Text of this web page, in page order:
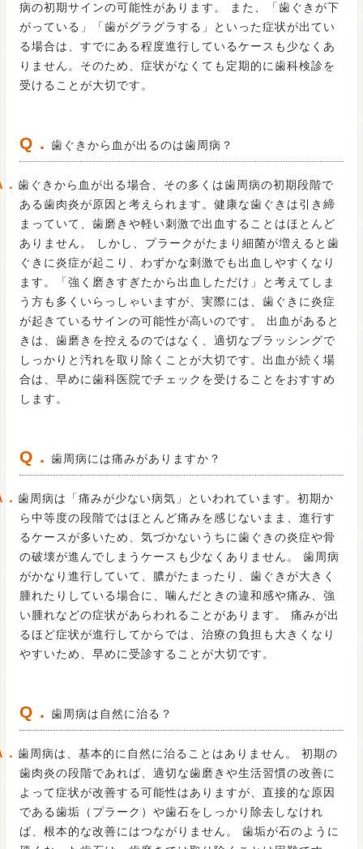
病の初期サインの可能性があります。 また、「歯ぐきが下
がっている」「歯がグラグラする」といった症状が出てい
る場合は、すでにある程度進行しているケースも少なくあ
りません。そのため、症状がなくても定期的に歯科検診を
受けることが大切です。
Q．歯ぐきから血が出るのは歯周病？
．歯ぐきから血が出る場合、その多くは歯周病の初期段階で
ある歯肉炎が原因と考えられます。健康な歯ぐきは引き締
まっていて、歯磨きや軽い刺激で出血することはほとんど
ありません。 しかし、プラークがたまり細菌が増えると歯
ぐきに炎症が起こり、わずかな刺激でも出血しやすくなり
ます。「強く磨きすぎたから出血しただけ」と考えてしま
う方も多くいらっしゃいますが、実際には、歯ぐきに炎症
が起きているサインの可能性が高いのです。 出血があると
きは、歯磨きを控えるのではなく、適切なブラッシングで
しっかりと汚れを取り除くことが大切です。出血が続く場
合は、早めに歯科医院でチェックを受けることをおすすめ
します。
Q．歯周病には痛みがありますか？
．歯周病は「痛みが少ない病気」といわれています。初期か
ら中等度の段階ではほとんど痛みを感じないまま、進行す
るケースが多いため、気づかないうちに歯ぐきの炎症や骨
の破壊が進んでしまうケースも少なくありません。 歯周病
がかなり進行していて、膿がたまったり、歯ぐきが大きく
腫れたりしている場合に、噛んだときの違和感や痛み、強
い腫れなどの症状があらわれることがあります。 痛みが出
るほど症状が進行してからでは、治療の負担も大きくなり
やすいため、早めに受診することが大切です。
Q．歯周病は自然に治る？
．歯周病は、基本的に自然に治ることはありません。 初期の
歯肉炎の段階であれば、適切な歯磨きや生活習慣の改善に
よって症状が改善する可能性はありますが、直接的な原因
である歯垢（プラーク）や歯石をしっかり除去しなけれ
ば、根本的な改善にはつながりません。 歯垢が石のように